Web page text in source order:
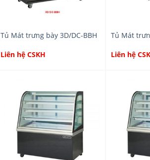
Tủ Mát trưng bày 3D/DC-BBH
Liên hệ CSKH
Tủ Mát
Liên hệ